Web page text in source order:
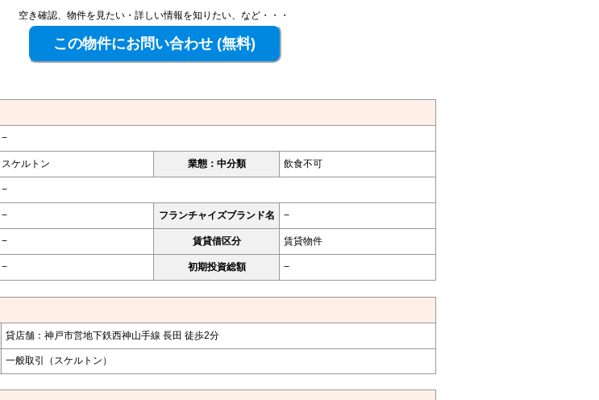
空き確認、物件を見たい・詳しい情報を知りたい、など・・・
−
スケルトン 業態：中分類 飲食不可
−
− フランチャイズブランド名 −
− 賃貸借区分 賃貸物件
− 初期投資総額 −
貸店舗：神戸市営地下鉄西神山手線 長田 徒歩2分
一般取引（スケルトン）